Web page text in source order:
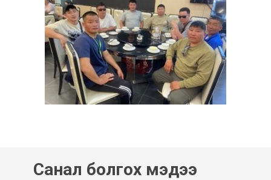
Санал болгох мэдээ